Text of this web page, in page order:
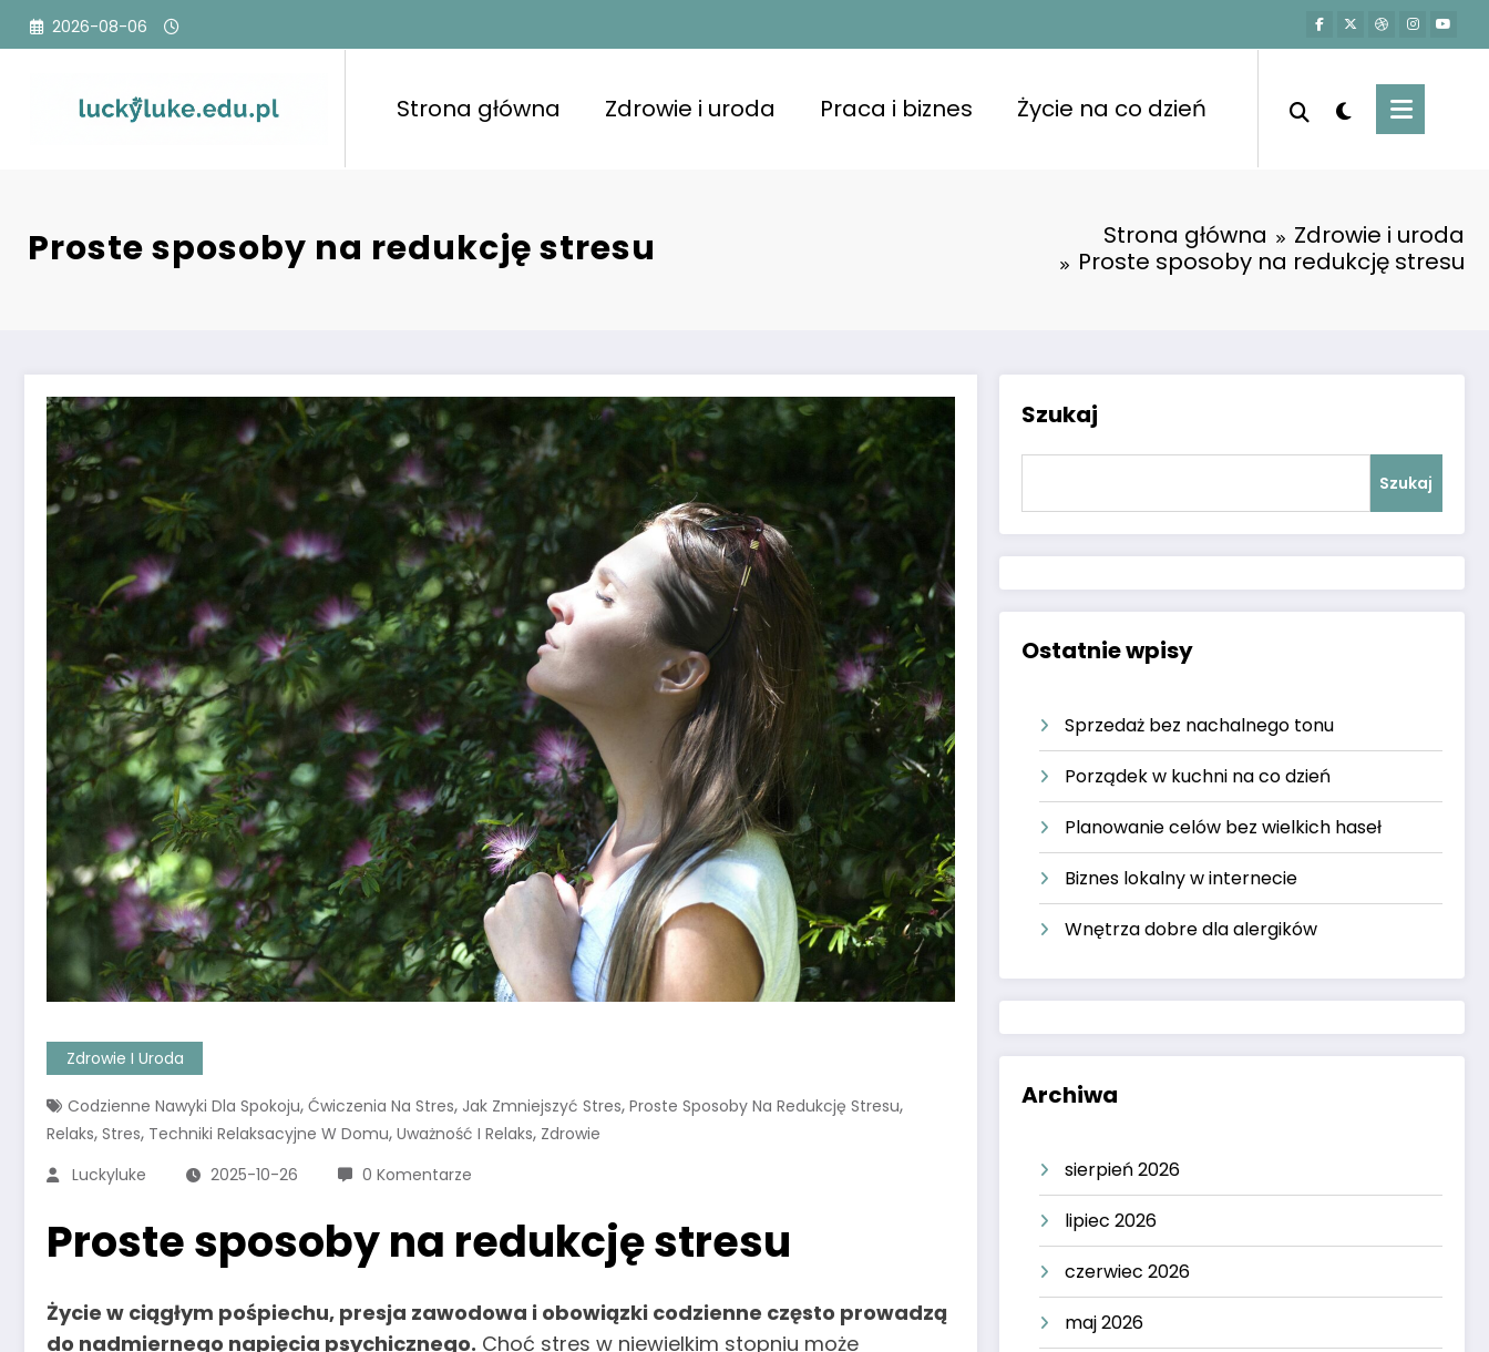
Przejdź
2026-08-06
Strona główna Zdrowie i uroda Praca i biznes Życie na co dzień
Proste sposoby na redukcję stresu Strona główna
Zdrowie i uroda
Proste sposoby na redukcję stresu
Zdrowie I Uroda
Codzienne Nawyki Dla Spokoju, Ćwiczenia Na Stres, Jak Zmniejszyć Stres, Proste Sposoby Na Redukcję Stresu,
Relaks, Stres, Techniki Relaksacyjne W Domu, Uważność I Relaks, Zdrowie
Luckyluke
2025-10-26 0 Komentarze
Proste sposoby na redukcję stresu
Życie w ciągłym pośpiechu, presja zawodowa i obowiązki codzienne często prowadzą
do nadmiernego napięcia psychicznego. Choć stres w niewielkim stopniu może
Szukaj
Szukaj
Ostatnie wpisy
Sprzedaż bez nachalnego tonu
Porządek w kuchni na co dzień
Planowanie celów bez wielkich haseł
Biznes lokalny w internecie
Wnętrza dobre dla alergików
Archiwa
sierpień 2026
lipiec 2026
czerwiec 2026
maj 2026